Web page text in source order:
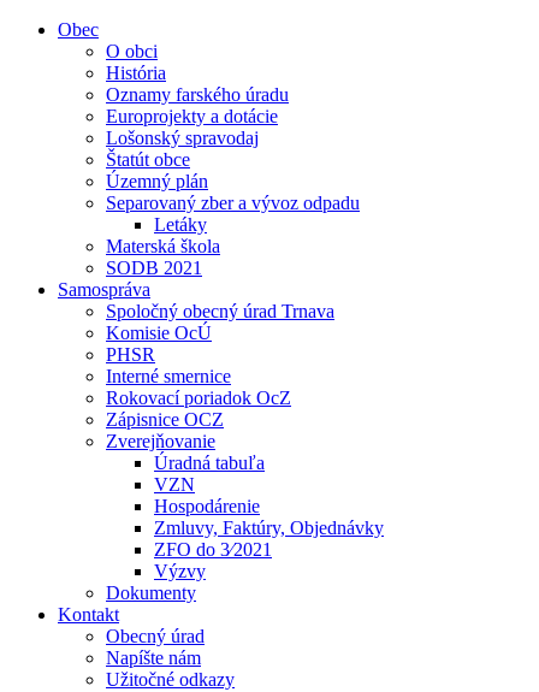
Obec
O obci
História
Oznamy farského úradu
Europrojekty a dotácie
Lošonský spravodaj
Štatút obce
Územný plán
Separovaný zber a vývoz odpadu
Letáky
Materská škola
SODB 2021
Samospráva
Spoločný obecný úrad Trnava
Komisie OcÚ
PHSR
Interné smernice
Rokovací poriadok OcZ
Zápisnice OCZ
Zverejňovanie
Úradná tabuľa
VZN
Hospodárenie
Zmluvy, Faktúry, Objednávky
ZFO do 3⁄2021
Výzvy
Dokumenty
Kontakt
Obecný úrad
Napíšte nám
Užitočné odkazy